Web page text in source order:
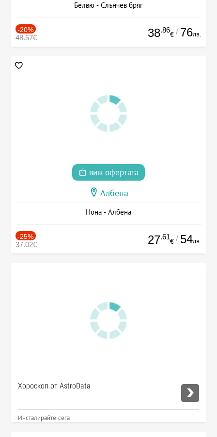
Белвю - Слънчев бряг
-20%
48.57€ 38.86
€ / 76лв.
виж офертата
Албена
Нона - Албена
-25%
37.02€ 27.61
€ / 54лв.
Хороскоп от AstroData
Инсталирайте сега